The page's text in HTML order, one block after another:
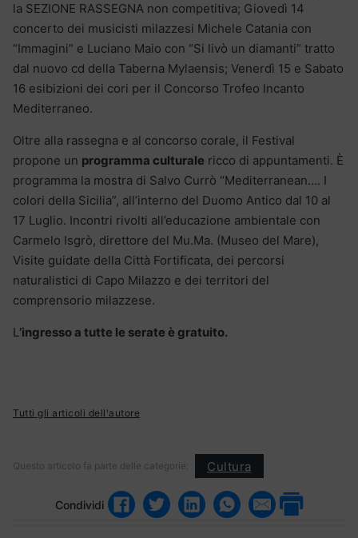
la SEZIONE RASSEGNA non competitiva; Giovedì 14
concerto dei musicisti milazzesi Michele Catania con
“Immagini” e Luciano Maio con “Si livò un diamanti” tratto
dal nuovo cd della Taberna Mylaensis; Venerdì 15 e Sabato
16 esibizioni dei cori per il Concorso Trofeo Incanto
Mediterraneo.
Oltre alla rassegna e al concorso corale, il Festival
propone un programma culturale ricco di appuntamenti. È
programma la mostra di Salvo Currò “Mediterranean…. I
colori della Sicilia”, all’interno del Duomo Antico dal 10 al
17 Luglio. Incontri rivolti all’educazione ambientale con
Carmelo Isgrò, direttore del Mu.Ma. (Museo del Mare),
Visite guidate della Città Fortificata, dei percorsi
naturalistici di Capo Milazzo e dei territori del
comprensorio milazzese.
L’ingresso a tutte le serate è gratuito.
Tutti gli articoli dell'autore
Questo articolo fa parte delle categorie: Cultura
Condividi